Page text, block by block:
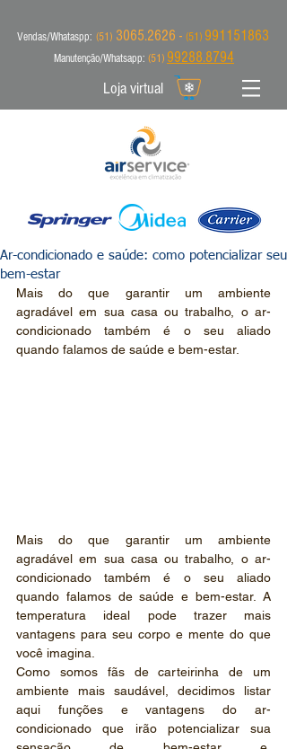
Vendas/Whataspp: (51) 3065.2626 - (51) 991151863
Manutenção/Whatsapp: (51) 99288.8794
Loja virtual
Ar-condicionado e saúde: como potencializar seu
bem-estar
Mais do que garantir um ambiente
agradável em sua casa ou trabalho, o ar-
condicionado também é o seu aliado
quando falamos de saúde e bem-estar.
Mais do que garantir um ambiente
agradável em sua casa ou trabalho, o ar-
condicionado também é o seu aliado
quando falamos de saúde e bem-estar. A
temperatura ideal pode trazer mais
vantagens para seu corpo e mente do que
você imagina.
Como somos fãs de carteirinha de um
ambiente mais saudável, decidimos listar
aqui funções e vantagens do ar-
condicionado que irão potencializar sua